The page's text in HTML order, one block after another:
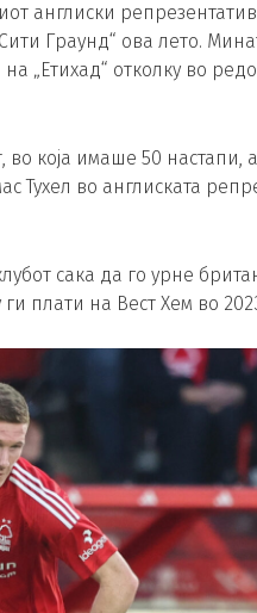
англиски
Граунд“ ова лето.
„Етихад“ отколку во
која имаше 50 настапи,
Тухел во англиската
сака да го урне
плати на Вест Хем во